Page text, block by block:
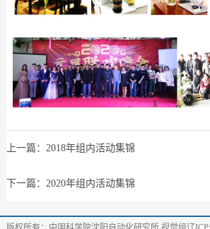
上一篇： 2018年组内活动集锦
下一篇： 2020年组内活动集锦